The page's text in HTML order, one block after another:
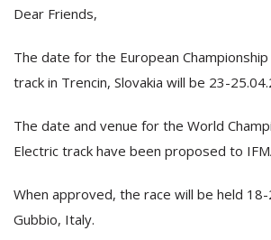
Dear Friends,
The date for the European
track in Trencin, Slovakia will be 23-
The date and venue for the World
Electric track have been proposed to
When approved, the race will be held
Gubbio, Italy.